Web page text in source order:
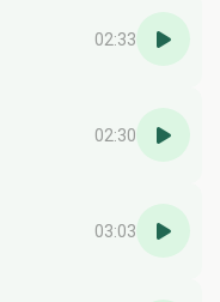
02:33
02:30
03:03